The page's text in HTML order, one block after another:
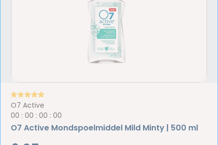
O7 Active
00 :00 :00 :00
O7 Active Mondspoelmiddel Mild Minty | 500 ml